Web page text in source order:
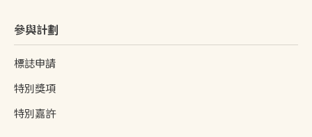
參與計劃
標誌申請
特別獎項
特別嘉許